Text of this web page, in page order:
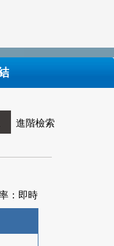
進階檢索
：即時